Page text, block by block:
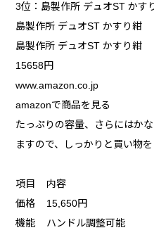
3位：島製作所 デュオST かす
島製作所 デュオST かすり紺
島製作所 デュオST かすり紺
15658円
www.amazon.co.jp
amazonで商品を見る
たっぷりの容量、さらにはか
ますので、しっかりと買い物を
項目 内容
価格 15,650円
機能 ハンドル調整可能